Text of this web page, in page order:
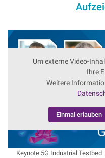
Um externe Video-
Ihre
Weitere
Einmal erlauben
Keynote 5G Industrial Testbed